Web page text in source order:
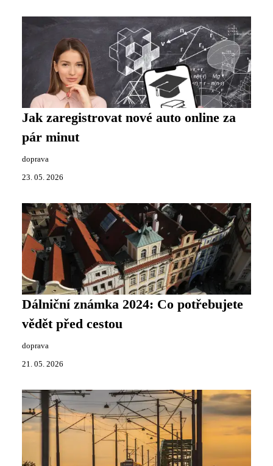
Jak zaregistrovat nové auto online za
pár minut
doprava
23. 05. 2026
Dálniční známka 2024: Co potřebujete
vědět před cestou
doprava
21. 05. 2026